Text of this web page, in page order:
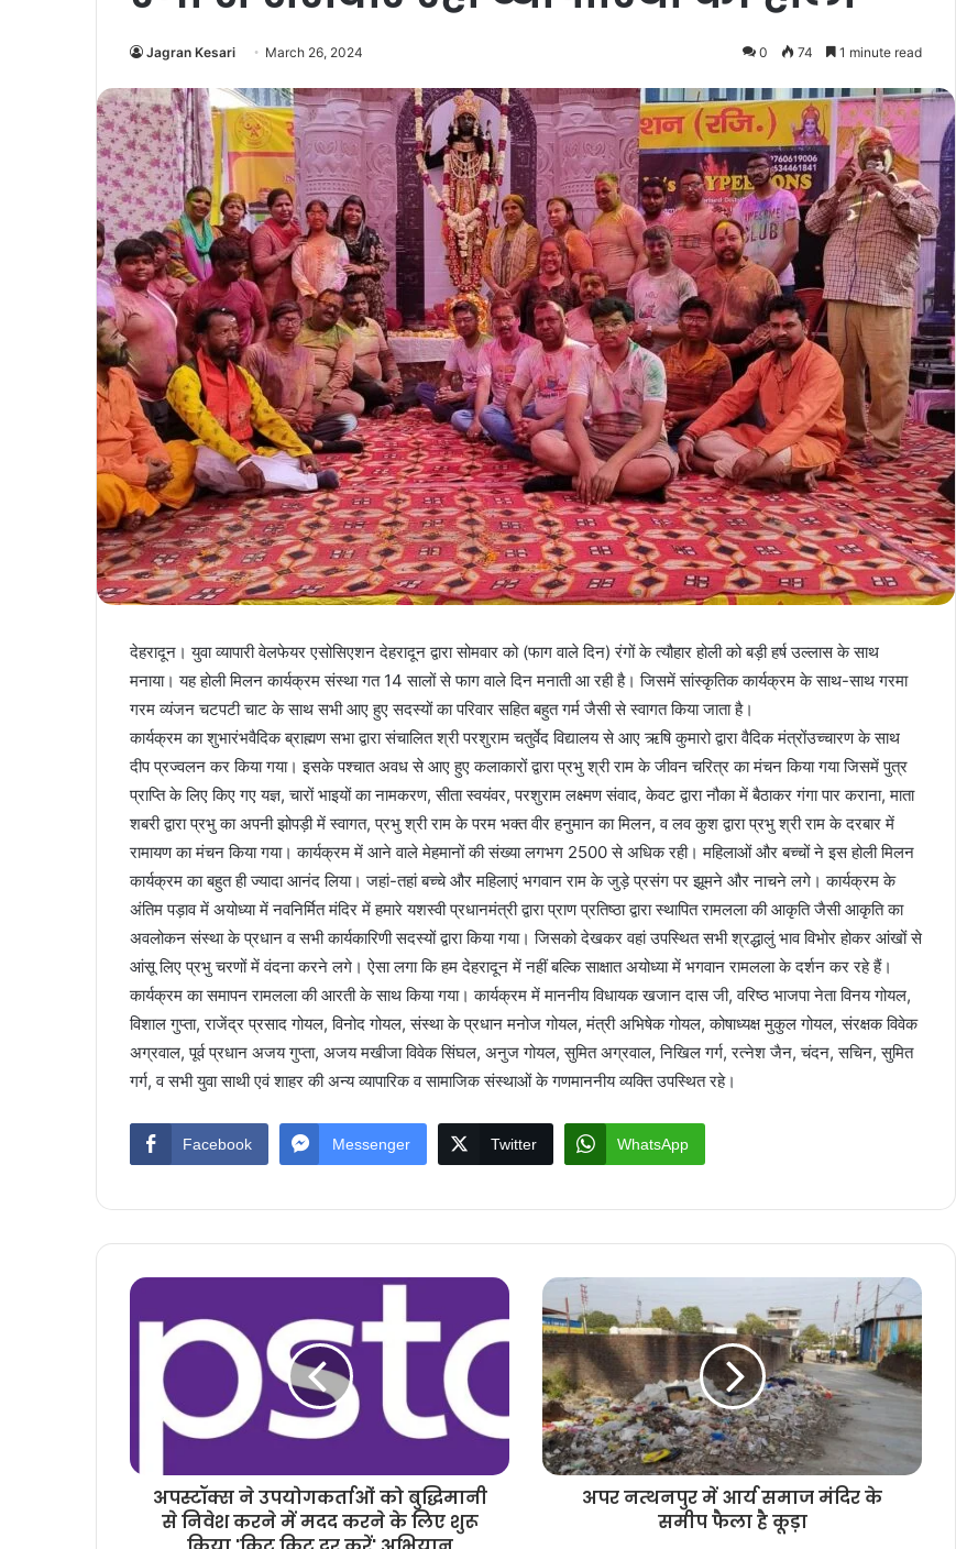
Jagran Kesari March 26, 2024 0 74 1 minute read
देहरादून। युवा व्यापारी वेलफेयर एसोसिएशन देहरादून द्वारा सोमवार को (फाग वाले दिन) रंगों के त्यौहार होली को बड़ी हर्ष उल्लास के साथ
मनाया। यह होली मिलन कार्यक्रम संस्था गत 14 सालों से फाग वाले दिन मनाती आ रही है। जिसमें सांस्कृतिक कार्यक्रम के साथ-साथ गरमा
गरम व्यंजन चटपटी चाट के साथ सभी आए हुए सदस्यों का परिवार सहित बहुत गर्म जैसी से स्वागत किया जाता है।
कार्यक्रम का शुभारंभवैदिक ब्राह्मण सभा द्वारा संचालित श्री परशुराम चतुर्वेद विद्यालय से आए ऋषि कुमारो द्वारा वैदिक मंत्रोंउच्चारण के साथ
दीप प्रज्वलन कर किया गया। इसके पश्चात अवध से आए हुए कलाकारों द्वारा प्रभु श्री राम के जीवन चरित्र का मंचन किया गया जिसमें पुत्र
प्राप्ति के लिए किए गए यज्ञ, चारों भाइयों का नामकरण, सीता स्वयंवर, परशुराम लक्ष्मण संवाद, केवट द्वारा नौका में बैठाकर गंगा पार कराना, माता
शबरी द्वारा प्रभु का अपनी झोपड़ी में स्वागत, प्रभु श्री राम के परम भक्त वीर हनुमान का मिलन, व लव कुश द्वारा प्रभु श्री राम के दरबार में
रामायण का मंचन किया गया। कार्यक्रम में आने वाले मेहमानों की संख्या लगभग 2500 से अधिक रही। महिलाओं और बच्चों ने इस होली मिलन
कार्यक्रम का बहुत ही ज्यादा आनंद लिया। जहां-तहां बच्चे और महिलाएं भगवान राम के जुड़े प्रसंग पर झूमने और नाचने लगे। कार्यक्रम के
अंतिम पड़ाव में अयोध्या में नवनिर्मित मंदिर में हमारे यशस्वी प्रधानमंत्री द्वारा प्राण प्रतिष्ठा द्वारा स्थापित रामलला की आकृति जैसी आकृति का
अवलोकन संस्था के प्रधान व सभी कार्यकारिणी सदस्यों द्वारा किया गया। जिसको देखकर वहां उपस्थित सभी श्रद्धालुं भाव विभोर होकर आंखों से
आंसू लिए प्रभु चरणों में वंदना करने लगे। ऐसा लगा कि हम देहरादून में नहीं बल्कि साक्षात अयोध्या में भगवान रामलला के दर्शन कर रहे हैं।
कार्यक्रम का समापन रामलला की आरती के साथ किया गया। कार्यक्रम में माननीय विधायक खजान दास जी, वरिष्ठ भाजपा नेता विनय गोयल,
विशाल गुप्ता, राजेंद्र प्रसाद गोयल, विनोद गोयल, संस्था के प्रधान मनोज गोयल, मंत्री अभिषेक गोयल, कोषाध्यक्ष मुकुल गोयल, संरक्षक विवेक
अग्रवाल, पूर्व प्रधान अजय गुप्ता, अजय मखीजा विवेक सिंघल, अनुज गोयल, सुमित अग्रवाल, निखिल गर्ग, रत्नेश जैन, चंदन, सचिन, सुमित
गर्ग, व सभी युवा साथी एवं शाहर की अन्य व्यापारिक व सामाजिक संस्थाओं के गणमाननीय व्यक्ति उपस्थित रहे।
Facebook Messenger Twitter WhatsApp
अपस्टॉक्स ने उपयोगकर्ताओं को बुद्धिमानी
से निवेश करने में मदद करने के लिए शुरू
अपर नत्थनपुर में आर्य समाज मंदिर के
समीप फैला है कूड़ा